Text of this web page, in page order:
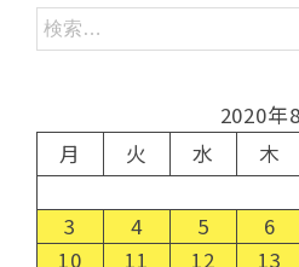
2020年
月
火 水 木
3
4 5 6
10
11 12 13